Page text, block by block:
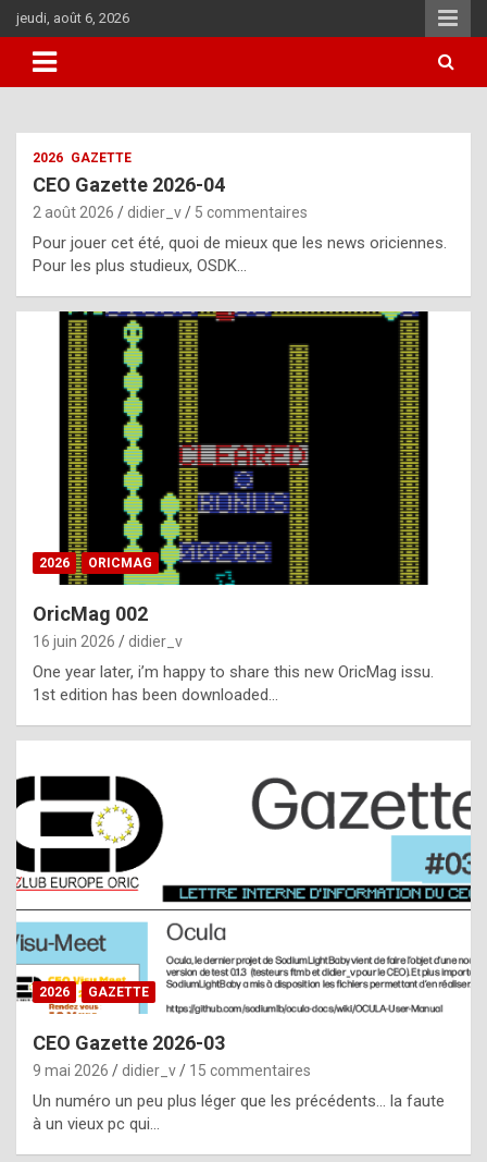
Aller
au
contenu
jeudi, août 6, 2026
i
u
l
y
d
i
ff
i
l
t
t
s
t
a
s
i
e
f
2026 GAZETTE
CEO Gazette 2026-04
2 août 2026 didier_v 5 commentaires
Pour jouer cet été, quoi de mieux que les news oriciennes.
Pour les plus studieux, OSDK…
2026 ORICMAG
OricMag 002
16 juin 2026 didier_v
One year later, i’m happy to share this new OricMag issu.
1st edition has been downloaded…
2026 GAZETTE
CEO Gazette 2026-03
9 mai 2026 didier_v 15 commentaires
Un numéro un peu plus léger que les précédents… la faute
à un vieux pc qui…